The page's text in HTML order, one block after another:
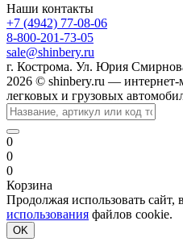
Наши контакты
+7 (4942) 77-08-06
8-800-201-73-05
sale@shinbery.ru
г. Кострома. Ул. Юрия
2026 © shinbery.ru — интернет-
легковых и грузовых
0
0
0
Корзина
Продолжая использовать сайт,
использования файлов cookie.
OK